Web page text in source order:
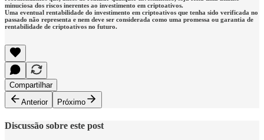
minuciosa dos riscos inerentes ao investimento em criptoativos.
Uma eventual rentabilidade do investimento em criptoativos que tenha sido verificada no
passado não representa e nem deve ser considerada como uma promessa ou garantia de
rentabilidade de criptoativos no futuro.
Compartilhar
Anterior
Próximo
Discussão sobre este post